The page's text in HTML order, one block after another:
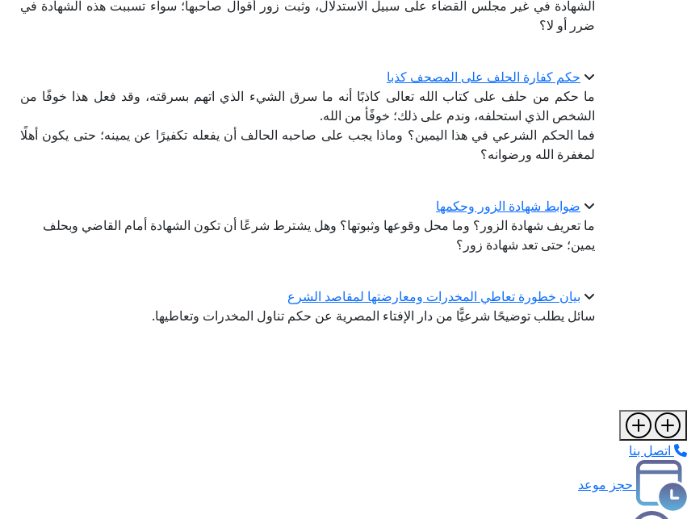
الشهادة في غير مجلس القضاء على سبيل الاستدلال، وثبت زور أقوال صاحبها؛ سواء تسببت هذه الشهادة في
ضرر أو لا؟
حكم كفارة الحلف على المصحف كذبا
ما حكم من حلف على كتاب الله تعالى كاذبًا أنه ما سرق الشيء الذي اتهم بسرقته، وقد فعل هذا خوفًا من
الشخص الذي استحلفه، وندم على ذلك؛ خوفًأ من الله.
فما الحكم الشرعي في هذا اليمين؟ وماذا يجب على صاحبه الحالف أن يفعله تكفيرًا عن يمينه؛ حتى يكون أهلًا
لمغفرة الله ورضوانه؟
ضوابط شهادة الزور وحكمها
ما تعريف شهادة الزور؟ وما محل وقوعها وثبوتها؟ وهل يشترط شرعًا أن تكون الشهادة أمام القاضي وبحلف
يمين؛ حتى تعد شهادة زور؟
بيان خطورة تعاطي المخدرات ومعارضتها لمقاصد الشرع
سائل يطلب توضيحًا شرعيًّا من دار الإفتاء المصرية عن حكم تناول المخدرات وتعاطيها.
اتصل بنا
حجز موعد